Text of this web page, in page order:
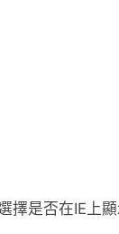
擇是否在IE上顯